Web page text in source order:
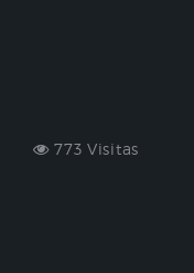
773 Visitas